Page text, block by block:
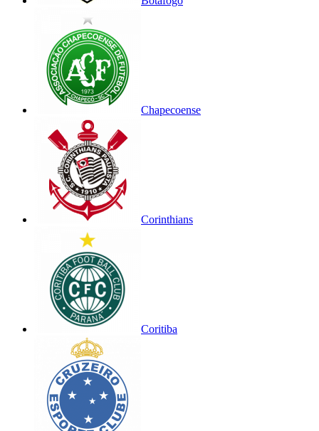
Chapecoense
Corinthians
Coritiba